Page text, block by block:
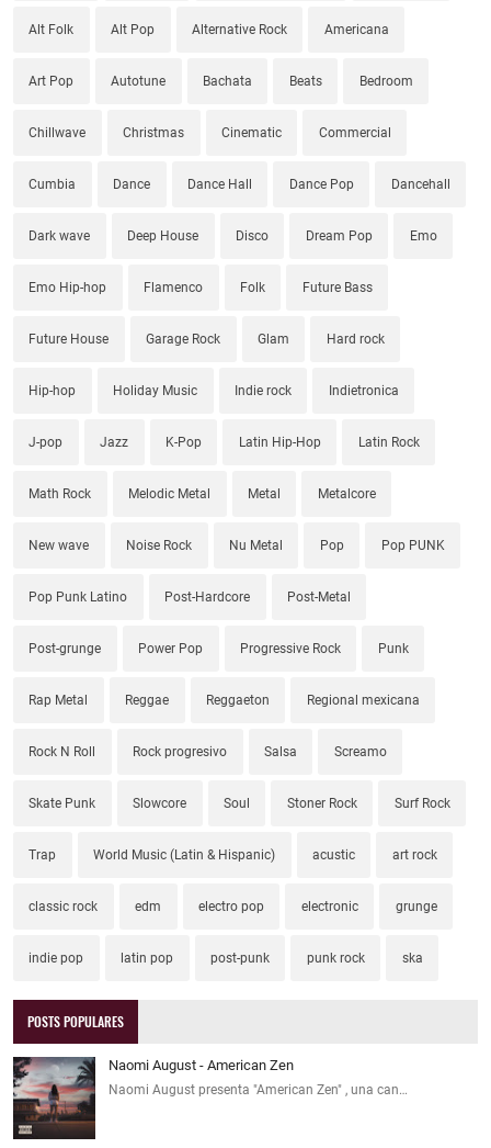
Alt Folk Alt Pop Alternative Rock Americana
Art Pop Autotune Bachata Beats Bedroom
Chillwave Christmas Cinematic Commercial
Cumbia Dance Dance Hall Dance Pop Dancehall
Dark wave Deep House Disco Dream Pop Emo
Emo Hip-hop Flamenco Folk Future Bass
Future House Garage Rock Glam Hard rock
Hip-hop Holiday Music Indie rock Indietronica
J-pop Jazz K-Pop Latin Hip-Hop Latin Rock
Math Rock Melodic Metal Metal Metalcore
New wave Noise Rock Nu Metal Pop Pop PUNK
Pop Punk Latino Post-Hardcore Post-Metal
Post-grunge Power Pop Progressive Rock Punk
Rap Metal Reggae Reggaeton Regional mexicana
Rock N Roll Rock progresivo Salsa Screamo
Skate Punk Slowcore Soul Stoner Rock Surf Rock
Trap World Music (Latin & Hispanic) acustic art rock
classic rock edm electro pop electronic grunge
indie pop latin pop post-punk punk rock ska
POSTS POPULARES
Naomi August - American Zen
Naomi August presenta "American Zen" , una can…